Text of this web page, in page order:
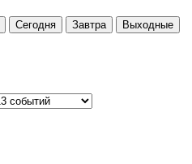
Сегодня Завтра Выходные